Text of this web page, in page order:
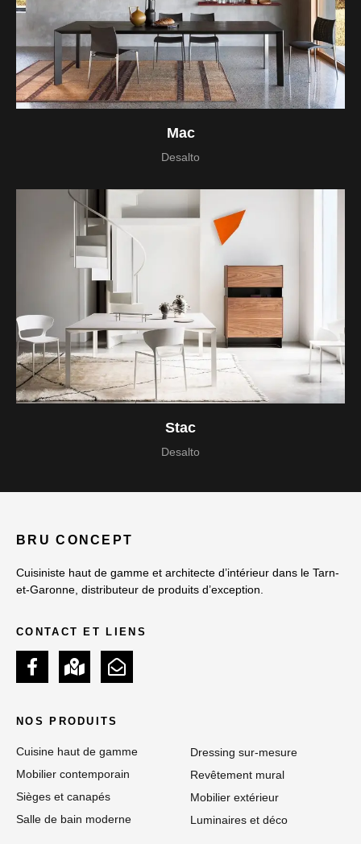
Mac
Desalto
Stac
Desalto
BRU CONCEPT
Cuisiniste haut de gamme et architecte d’intérieur dans le Tarn-
et-Garonne, distributeur de produits d’exception.
CONTACT ET LIENS
NOS PRODUITS
Cuisine haut de gamme
Mobilier contemporain
Sièges et canapés
Salle de bain moderne
Dressing sur-mesure
Revêtement mural
Mobilier extérieur
Luminaires et déco